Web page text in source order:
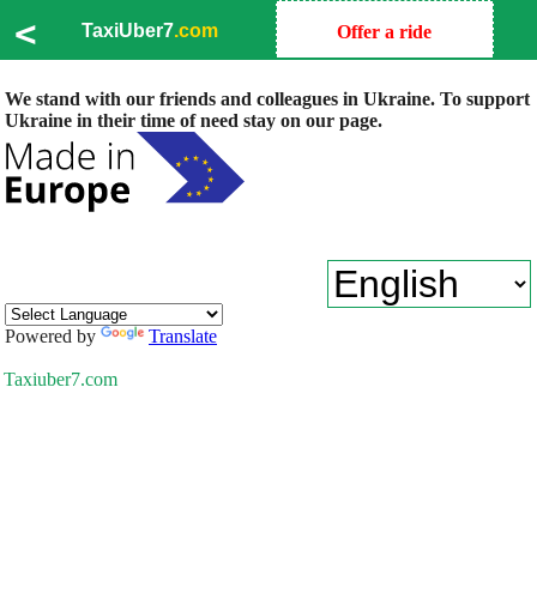
< TaxiUber7.com Offer a ride
We stand with our friends and colleagues in Ukraine. To support
Ukraine in their time of need stay on our page.
Powered by Translate
Taxiuber7.com